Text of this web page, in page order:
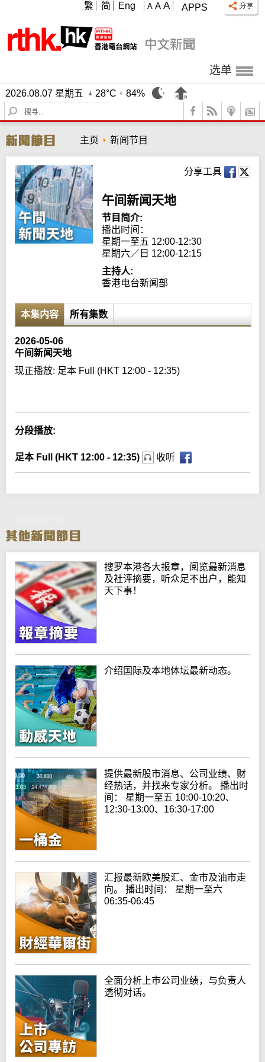
APPS
A A A
繁 简 Eng
选单
2026.08.07 星期五 28°C
84%
S
e
r
c
h
主页 新闻节目
分享工具
午间新闻天地
节目简介:
播出时间：
星期一至五 12:00-12:30
星期六／日 12:00-12:15
主持人:
香港电台新闻部
本集内容 所有集数
2026-05-06
午间新闻天地
现正播放: 足本 Full (HKT 12:00 - 12:35)
分段播放:
足本 Full (HKT 12:00 - 12:35) 收听
搜罗本港各大报章，阅览最新消息
及社评摘要，听众足不出户，能知
天下事！
介绍国际及本地体坛最新动态。
提供最新股市消息、公司业绩、财
经热话，并找来专家分析。 播出时
间： 星期一至五 10:00-10:20、
12:30-13:00、16:30-17:00
汇报最新欧美股汇、金市及油市走
向。 播出时间： 星期一至六
06:35-06:45
全面分析上巿公司业绩，与负责人
透彻对话。